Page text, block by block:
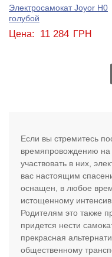
Электросамокат Joyor H0
голубой
Цена: 11 284 ГРН
Если вы стремитесь
времяпровождению на
участвовать в них,
вас настоящим
оснащен, в любое
истощенному
Родителям это также
придется нести
прекрасная
общественному